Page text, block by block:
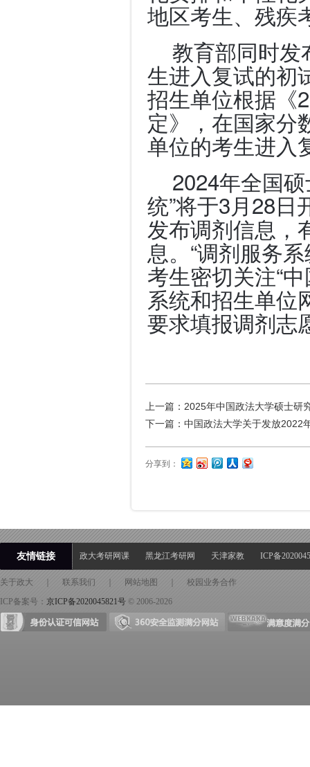
地区考生、残疾
教育部同时发
生进入复试的初
招生单位根据《
定》，在国家分
单位的考生进入
2024年全国
统”将于3月28
发布调剂信息，
息。“调剂服务
考生密切关注“
系统和招生单位
要求填报调剂志
上一篇： 2025年中国政法大学硕士研
下一篇： 中国政法大学关于发放2022
分享到：
友情链接 政大考研网课 黑龙江考研网 天津家教 ICP备
关于政大 联系我们 网站地图
校园业务合作
ICP备案号： 京ICP备2020045821号 © 2006-2026